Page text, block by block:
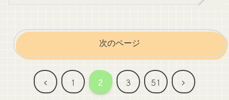
次のページ
前
1 2 3 51
次